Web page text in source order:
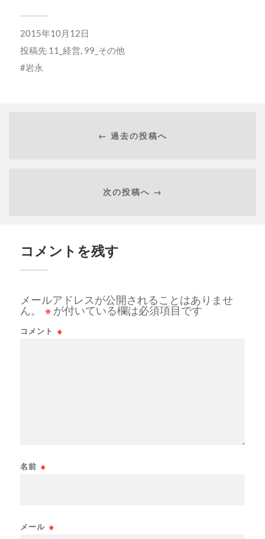
2015年10月12日
投稿先 11_経営 99_その他
岩永
← 過去の投稿へ
次の投稿へ →
コメントを残す
メールアドレスが公開されることはありませ
ん。
※ が付いている欄は必須項目です
コメント ※
名前 ※
メール ※